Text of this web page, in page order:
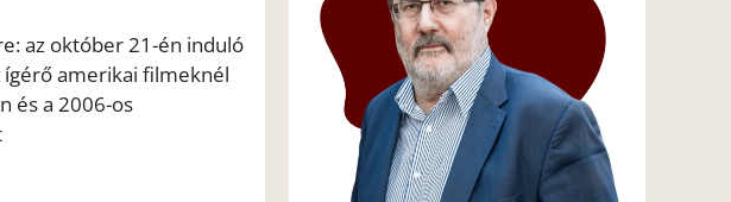
az október 21-én induló
ígérő amerikai filmeknél
és a 2006-os